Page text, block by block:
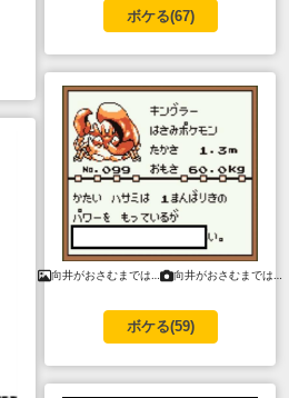
ボケる(67)
向井がおさむまでは… 向井がおさむまでは…
ボケる(59)